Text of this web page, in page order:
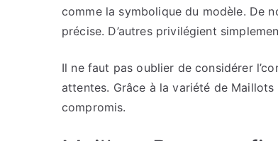
comme la symbolique du modèle. De
précise. D’autres privilégient
Il ne faut pas oublier de considérer
attentes. Grâce à la variété de
compromis.